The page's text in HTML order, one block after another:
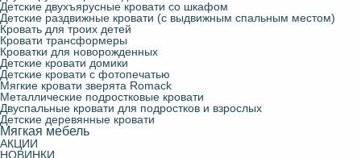
Детские двухъярусные кровати со шкафом
Детские раздвижные кровати (с выдвижным спальным местом)
Кровать для троих детей
Кровати трансформеры
Кроватки для новорожденных
Детские кровати домики
Детские кровати с фотопечатью
Мягкие кровати зверята Romack
Металлические подростковые кровати
Двуспальные кровати для подростков и взрослых
Детские деревянные кровати
Мягкая мебель
АКЦИИ
НОВИНКИ